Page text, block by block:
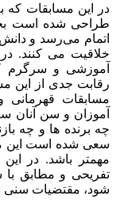
در این مسابقات که
طراحی شده است
اتمام می‌رسد و
خلاقیت می کنند.
آموزشی و سرگرم
رقابت جدی از این
مسابقات قهرمانی
آموزان و سن آنان
چه برنده ها و چه
سعی شده است این
مهمتر باشد. در
تفریحی و مطابق با
شود، مقتضیات سنی